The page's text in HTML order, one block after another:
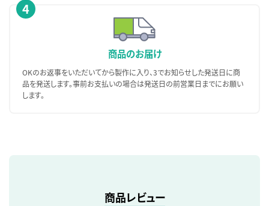
4
商品のお届け
OKのお返事をいただいてから製作に入り、3でお知らせした発送日に商
品を発送します。事前お支払いの場合は発送日の前営業日までにお願い
します。
商品レビュー